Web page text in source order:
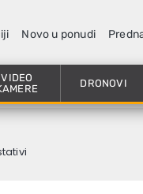
Novo u ponudi
VIDEO
DRONOVI